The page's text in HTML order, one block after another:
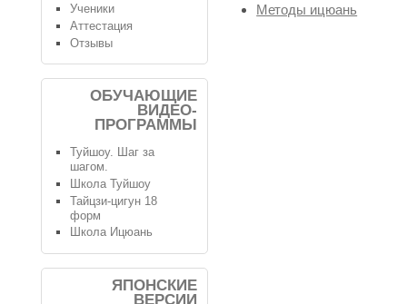
Методы ицюань
Ученики
Аттестация
Отзывы
ОБУЧАЮЩИЕ
ВИДЕО-
ПРОГРАММЫ
Туйшоу. Шаг за
шагом.
Школа Туйшоу
Тайцзи-цигун 18
форм
Школа Ицюань
ЯПОНСКИЕ
ВЕРСИИ